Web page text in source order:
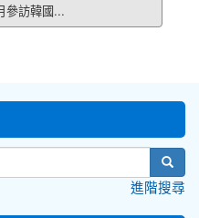
參訪韓國...
進階搜尋